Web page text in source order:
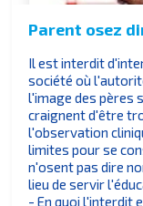
Parent osez
Il est interdit
société où
l'image des pères
craignent d'être
l'observation
limites pour se
n'osent pas dire
lieu de servir
- En quoi l'interdit